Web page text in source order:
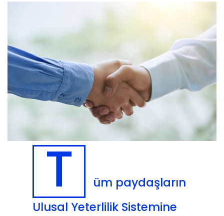
T
üm paydaşların
Ulusal Yeterlilik Sistemine